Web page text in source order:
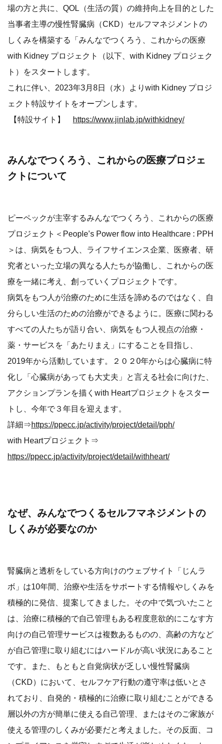
場の方と共に、QOL（生活の質）の維持向上を目的とした
当事者主導の慢性腎臓病（CKD）セルフマネジメントの
しくみを構築する「みんなでつくろう、これからの医療
with Kidney プロジェクト（以下、with Kidney プロジェク
ト）をスタートします。
これに伴い、2023年3月8日（水）よりwith Kidney プロジ
ェクト特設サイトをオープンします。
【特設サイト】
https://www.jinlab.jp/withkidney/
みんなでつくろう、これからの医療プロジェ
クトについて
ピーペックが主宰するみんなでつくろう、これからの医療
プロジェクト＜People’s Power flow into Healthcare : PPH
＞は、病気をもつ人、ライフサイエンス企業、医療者、研
究者といった立場の異なる人たちが協働し、これからの医
療を一緒に考え、創っていくプロジェクトです。
病気をもつ人が治療のために生活を諦めるのではなく、自
分らしい生活のための治療ができるように。医療に関わる
すべての人たちが語り合い、病気をもつ人視点の治療・
薬・サービスを「あたりまえ」にすることを目指し、
2019年から活動しています。２０２0年からは心臓病に特
化し「心臓病があっても大丈夫」と言える社会に向けた、
アクションプランを描くwith Heartプロジェクトをスター
トし、今年で３年目を迎えます。
詳細⇒https://ppecc.jp/activity/project/detail/pph/
with Heartプロジェクト⇒
https://ppecc.jp/activity/project/detail/withheart/
なぜ、みんなでつくるセルフマネジメントの
しくみが必要なのか
腎臓病と透析をしている方向けのウェブサイト「じんラ
ボ」は10年間、治療や生活をサポートする情報やしくみを
積極的に発信、提案してきました。その中で気づいたこと
は、治療に積極的で自己管理もある程度意欲的にこなす方
向けの自己管理サービスは複数あるものの、高齢の方など
が自己管理に取り組むにはハードルが高い状況にあること
です。また、もともと自覚病状が乏しい慢性腎臓病
（CKD）において、セルフケア行動の遵守率は低いとさ
れており、自発的・積極的に治療に取り組むことができる
層以外の方が簡単に使える自己管理、またはそのご家族が
使える管理のしくみが必要だと考えました。その反面、コ